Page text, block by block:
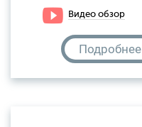
Видео обзор
Подробнее